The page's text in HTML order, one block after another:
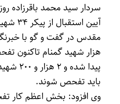
سردار سید محمد باقرزاده
آیین
هزار شهید گمنام تاکنون
‌پیدا
باید تفحص شوند.
وی افزود: بخش اعظم کار